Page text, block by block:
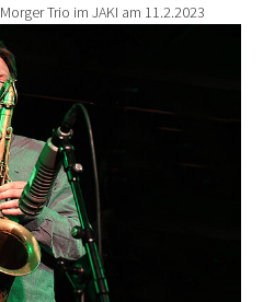
Trio im JAKI am 11.2.2023